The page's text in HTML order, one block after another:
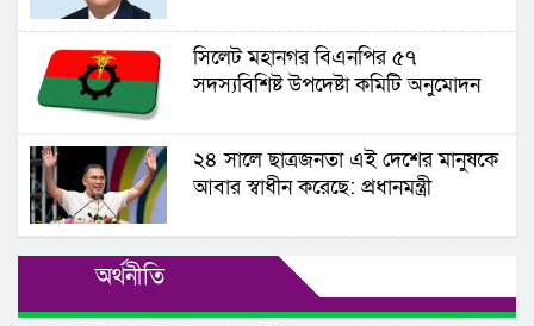
সিলেট মহানগর বিএনপির ৫৭
সদস্যবিশিষ্ট উপদেষ্টা কমিটি অনুমোদন
২৪ সালে ছাত্রজনতা এই দেশের মানুষকে
আবার স্বাধীন করেছে: প্রধানমন্ত্রী
অর্থনীতি